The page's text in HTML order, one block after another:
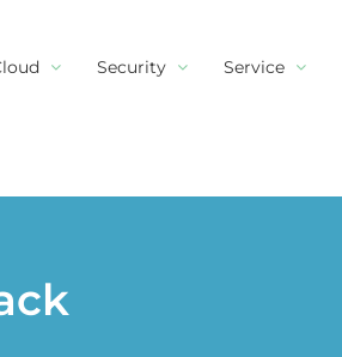
Security Service